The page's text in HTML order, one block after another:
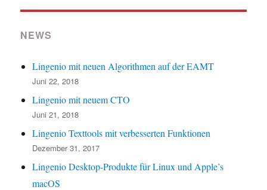
NEWS
Lingenio mit neuen Algorithmen auf der EAMT
Juni 22, 2018
Lingenio mit neuem CTO
Juni 21, 2018
Lingenio Texttools mit verbesserten Funktionen
Dezember 31, 2017
Lingenio Desktop-Produkte für Linux und Apple’s
macOS